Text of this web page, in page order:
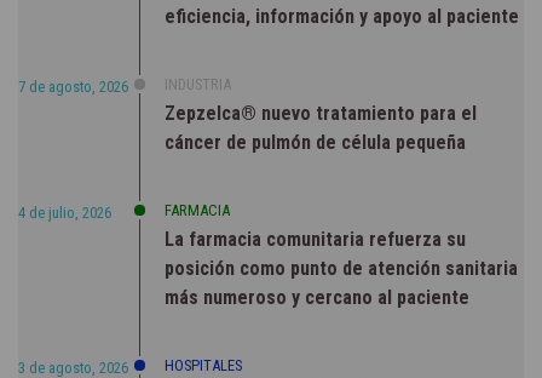
eficiencia, información y apoyo al paciente
7 de agosto, 2026 INDUSTRIA
Zepzelca® nuevo tratamiento para el
cáncer de pulmón de célula pequeña
4 de julio, 2026 FARMACIA
La farmacia comunitaria refuerza su
posición como punto de atención sanitaria
más numeroso y cercano al paciente
3 de agosto, 2026 HOSPITALES